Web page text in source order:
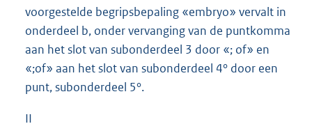
voorgestelde begripsbepaling «embryo» vervalt in
onderdeel b, onder vervanging van de puntkomma
aan het slot van subonderdeel 3 door «; of» en
«;of» aan het slot van subonderdeel 4° door een
punt, subonderdeel 5°.
II